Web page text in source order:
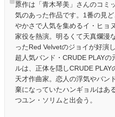
原作は「青木琴美」さんのコミ
気のあった作品です。1番の見
やかさで人気を集めるイ・ヒョ
家役を熱演。明るくて天真爛漫
ったRed Velvetのジョイが好演
超人気バンド・CRUDE PLAYの
ルは、正体を隠しCRUDE
天才作曲家。恋人の浮気やバン
棄になっていたハンギョルはあ
つユン・ソリムと出会う。